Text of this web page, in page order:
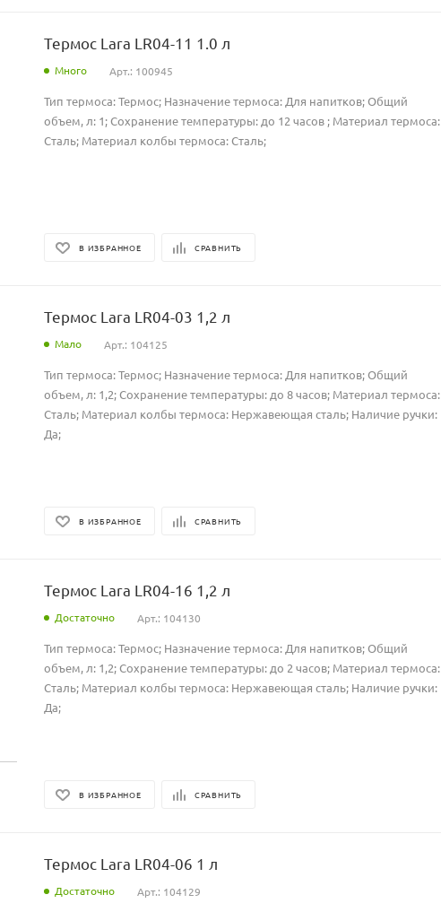
Термос Lara LR04-11 1.0 л
Много Арт.: 100945
Тип термоса: Термос; Назначение термоса: Для напитков; Общий
объем, л: 1; Сохранение температуры: до 12 часов ; Материал термоса:
Сталь; Материал колбы термоса: Сталь;
В ИЗБРАННОЕ СРАВНИТЬ
Термос Lara LR04-03 1,2 л
Мало Арт.: 104125
Тип термоса: Термос; Назначение термоса: Для напитков; Общий
объем, л: 1,2; Сохранение температуры: до 8 часов; Материал термоса:
Сталь; Материал колбы термоса: Нержавеющая сталь; Наличие ручки:
Да;
В ИЗБРАННОЕ СРАВНИТЬ
Термос Lara LR04-16 1,2 л
Достаточно Арт.: 104130
Тип термоса: Термос; Назначение термоса: Для напитков; Общий
объем, л: 1,2; Сохранение температуры: до 2 часов; Материал термоса:
Сталь; Материал колбы термоса: Нержавеющая сталь; Наличие ручки:
Да;
В ИЗБРАННОЕ СРАВНИТЬ
Термос Lara LR04-06 1 л
Достаточно Арт.: 104129